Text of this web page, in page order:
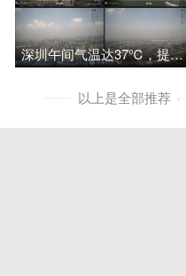
深圳午间气温达37℃，提醒市民减少外出防中暑
以上是全部推荐